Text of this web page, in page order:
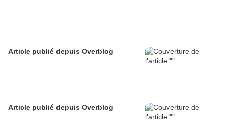
Article publié depuis Overblog
Article publié depuis Overblog